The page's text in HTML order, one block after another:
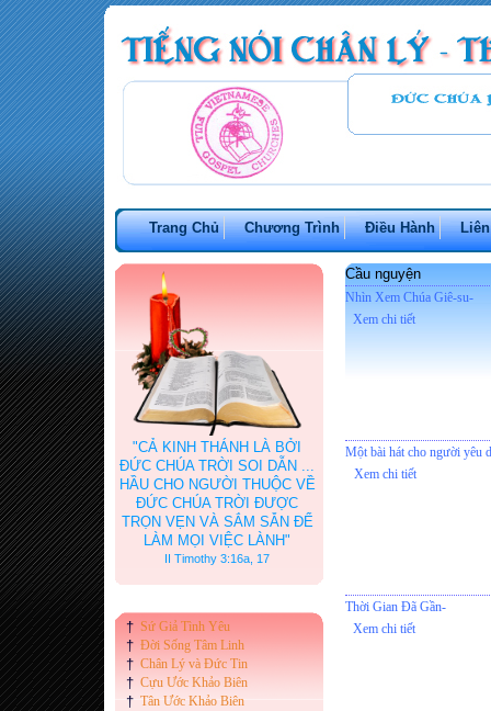
Trang Chủ Chương Trình Điều Hành
"CẢ KINH THÁNH LÀ BỞI
ĐỨC CHÚA TRỜI SOI DẪN ...
HẦU CHO NGƯỜI THUỘC VỀ
ĐỨC CHÚA TRỜI ĐƯỢC
TRỌN VẸN VÀ SẮM SẴN ĐỂ
LÀM MỌI VIỆC LÀNH"
II Timothy 3:16a, 17
† Sứ Giả Tình Yêu
† Đời Sống Tâm Linh
† Chân Lý và Đức Tin
† Cựu Ước Khảo Biên
† Tân Ước Khảo Biên
Cầu nguyện
Nhìn Xem Chúa Giê-su-
Xem chi tiết
Một bài hát cho người yêu
Xem chi tiết
Thời Gian Đã Gần-
Xem chi tiết